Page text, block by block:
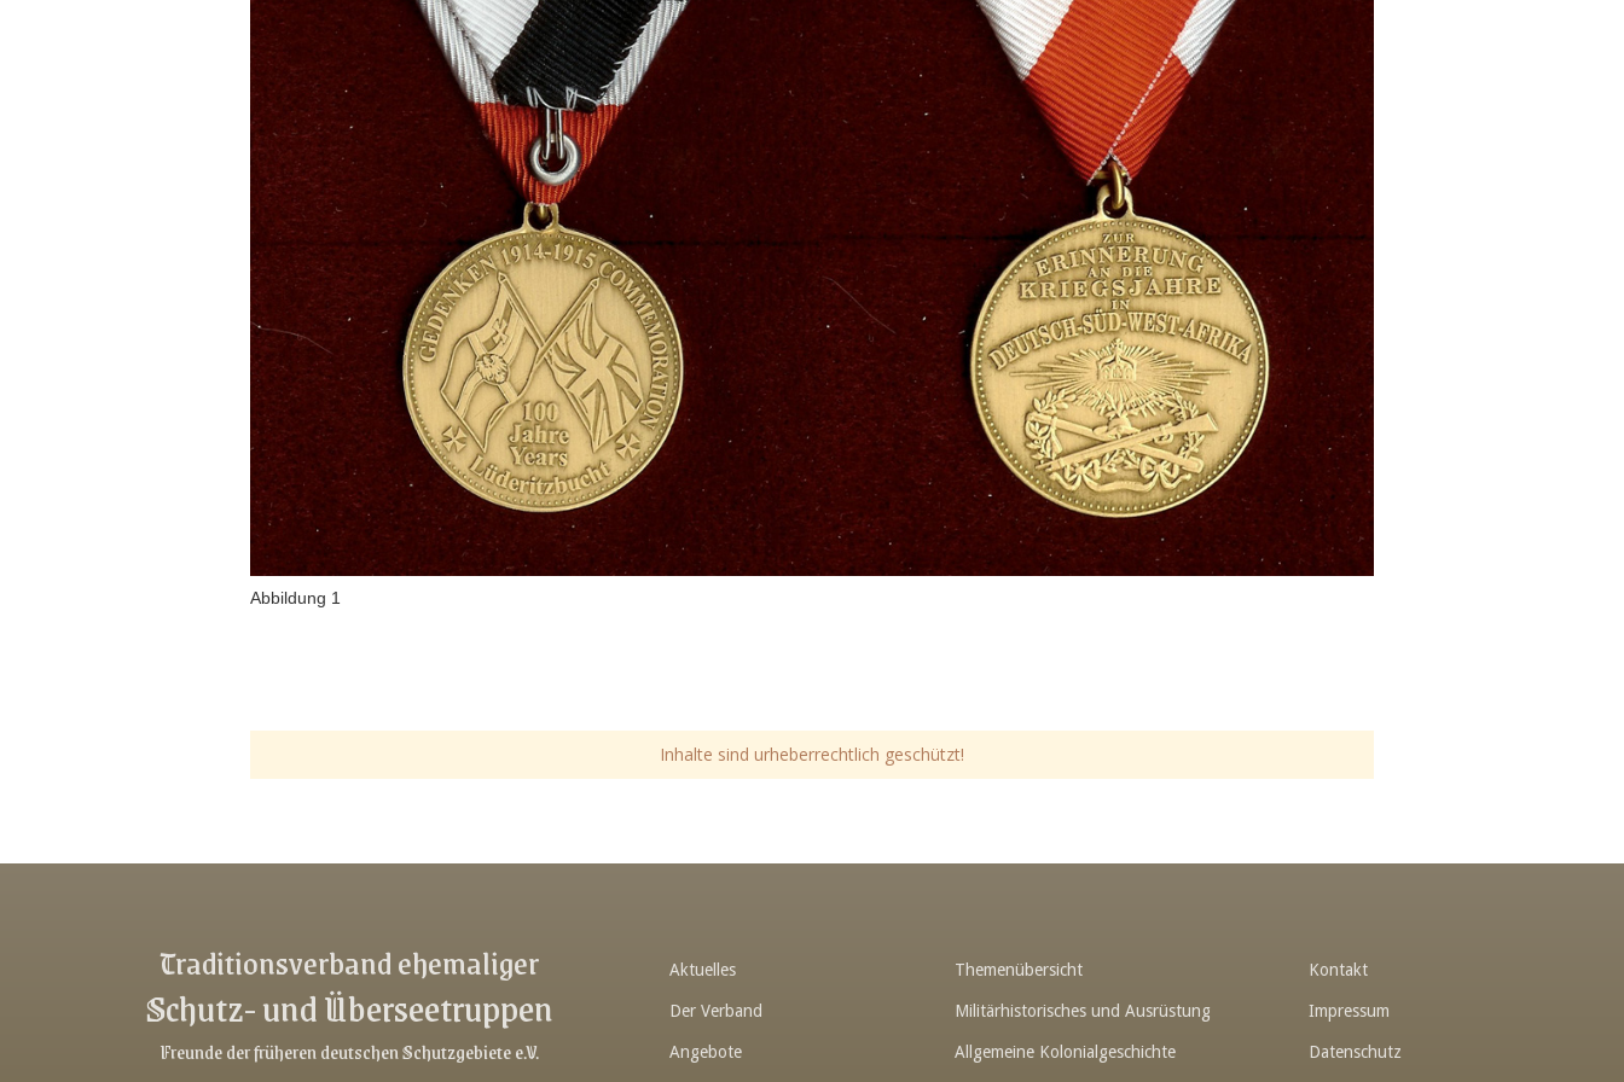
Abbildung 1
Inhalte sind urheberrechtlich geschützt!
Traditionsverband ehemaliger
Schutz- und Überseetruppen
Freunde der früheren deutschen Schutzgebiete e.V.
Aktuelles
Der Verband
Angebote
Themenübersicht
Militärhistorisches und Ausrüstung
Allgemeine Kolonialgeschichte
Kontakt
Impressum
Datenschutz